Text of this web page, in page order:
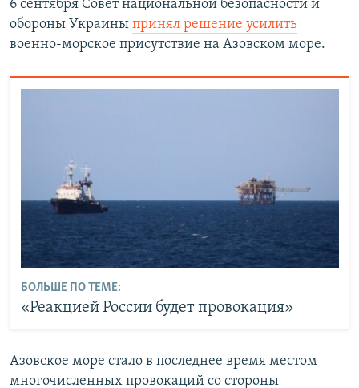
6 сентября Совет национальной безопасности и
обороны Украины принял решение усилить
военно-морское присутствие на Азовском море.
БОЛЬШЕ ПО ТЕМЕ:
​​«Реакцией России будет провокация»
Азовское море стало в последнее время местом
многочисленных провокаций со стороны